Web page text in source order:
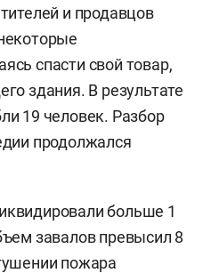
и продавцов
спасти свой товар,
здания. В результате
19 человек. Разбор
продолжался
больше 1
завалов превысил 8
пожара